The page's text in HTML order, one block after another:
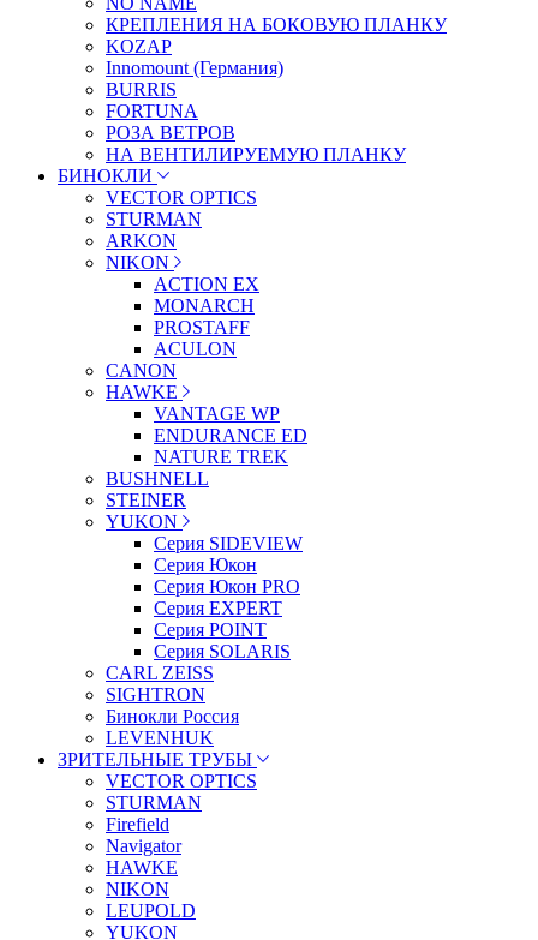
КРЕПЛЕНИЯ НА БОКОВУЮ ПЛАНКУ
KOZAP
Innomount (Германия)
BURRIS
FORTUNA
РОЗА ВЕТРОВ
НА ВЕНТИЛИРУЕМУЮ ПЛАНКУ
БИНОКЛИ
VECTOR OPTICS
STURMAN
ARKON
NIKON
ACTION EX
MONARCH
PROSTAFF
ACULON
CANON
HAWKE
VANTAGE WP
ENDURANCE ED
NATURE TREK
BUSHNELL
STEINER
YUKON
Серия SIDEVIEW
Серия Юкон
Серия Юкон PRO
Серия EXPERT
Серия POINT
Серия SOLARIS
CARL ZEISS
SIGHTRON
Бинокли Россия
LEVENHUK
ЗРИТЕЛЬНЫЕ ТРУБЫ
VECTOR OPTICS
STURMAN
Firefield
Navigator
HAWKE
NIKON
LEUPOLD
YUKON